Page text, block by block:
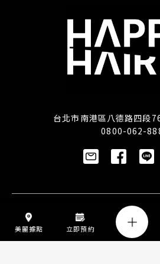
台北市南港區八德路四段
0800-062-
訂閱/取消電子報
美麗據點 立即預約